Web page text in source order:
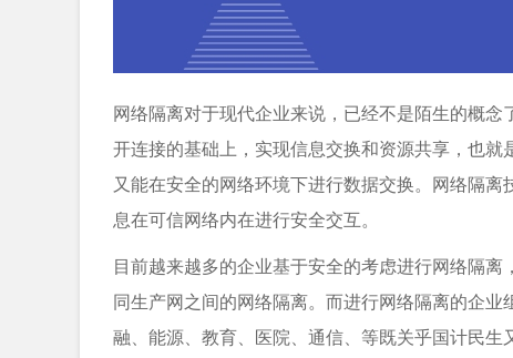
网络隔离对于现代企业来说，已经不是陌生的概
开连接的基础上，实现信息交换和资源共享，也
又能在安全的网络环境下进行数据交换。网络隔
息在可信网络内在进行安全交互。
目前越来越多的企业基于安全的考虑进行网络隔
同生产网之间的网络隔离。而进行网络隔离的企
融、能源、教育、医院、通信、等既关乎国计民